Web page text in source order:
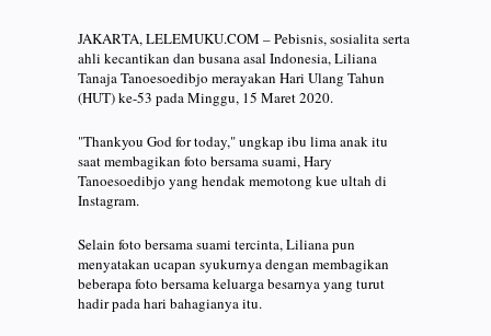
JAKARTA, LELEMUKU.COM – Pebisnis, sosialita serta
ahli kecantikan dan busana asal Indonesia, Liliana
Tanaja Tanoesoedibjo merayakan Hari Ulang Tahun
(HUT) ke-53 pada Minggu, 15 Maret 2020.
"Thankyou God for today," ungkap ibu lima anak itu
saat membagikan foto bersama suami, Hary
Tanoesoedibjo yang hendak memotong kue ultah di
Instagram.
Selain foto bersama suami tercinta, Liliana pun
menyatakan ucapan syukurnya dengan membagikan
beberapa foto bersama keluarga besarnya yang turut
hadir pada hari bahagianya itu.